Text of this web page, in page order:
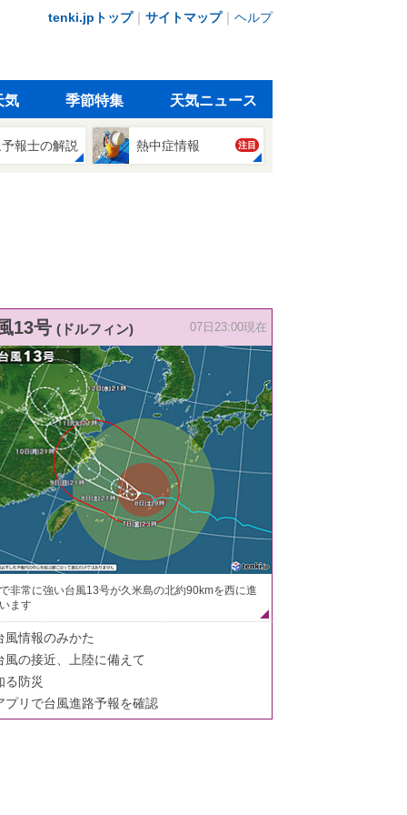
tenki.jpトップ｜ サイトマップ｜ ヘルプ
気 季節特集 天気ニュース
報士の解説 熱中症情報 注目
13号 (ドルフィン) 07日23:00現在
非常に強い台風13号が久米島の北約90kmを西に進
ます
風情報のみかた
風の接近、上陸に備えて
る防災
プリで台風進路予報を確認